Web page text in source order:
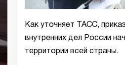
Как уточняет ТАСС,
внутренних дел России
территории всей страны.